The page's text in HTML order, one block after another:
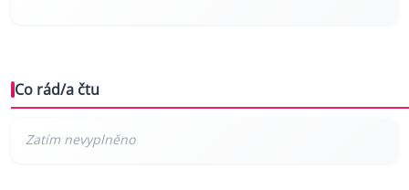
Co rád/a čtu